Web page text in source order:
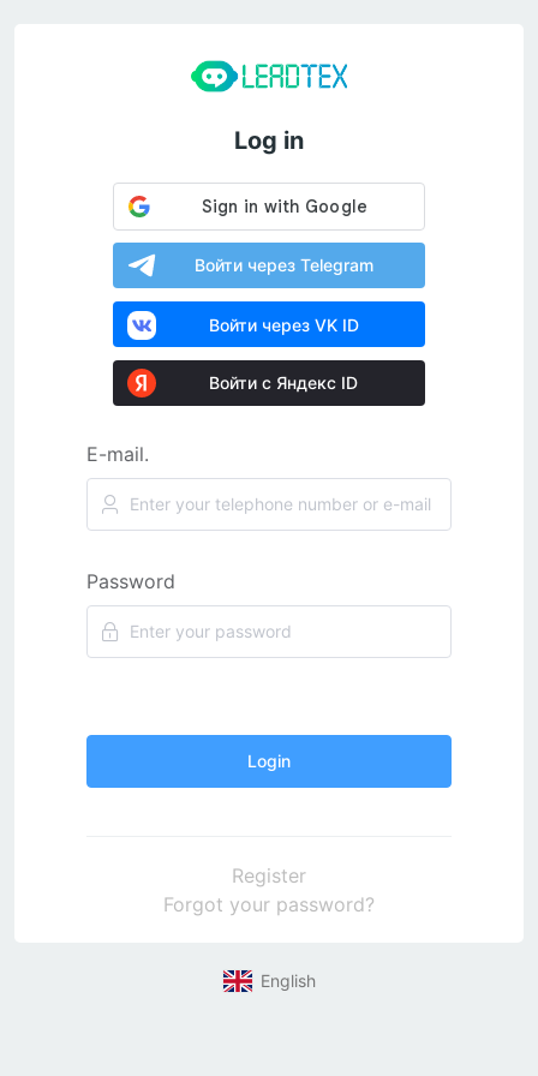
Log in
Войти через Telegram
Войти через VK ID
Войти с Яндекс ID
E-mail.
Password
Login
Register
Forgot your password?
English